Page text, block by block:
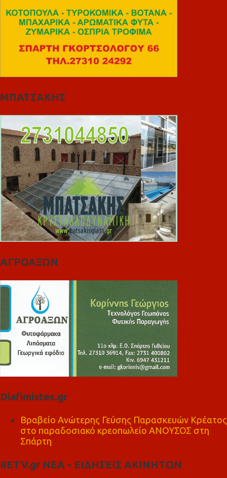
ΜΠΑΤΣΑΚΗΣ
ΑΓΡΟΑΞΩΝ
Diafimistes.gr
Βραβείο Ανώτερης Γεύσης Παρασκευών Κρέατος
στο παραδοσιακό κρεοπωλείο ΑΝΟΥΣΟΣ στη
Σπάρτη
RETV.gr ΝΕΑ - ΕΙΔΗΣΕΙΣ ΑΚΙΝΗΤΩΝ